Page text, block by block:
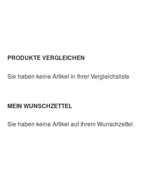
Quickview
PRODUKTE VERGLEICHEN
Sie haben keine Artikel in Ihrer Vergleichsliste
MEIN WUNSCHZETTEL
Sie haben keine Artikel auf Ihrem Wunschzettel.